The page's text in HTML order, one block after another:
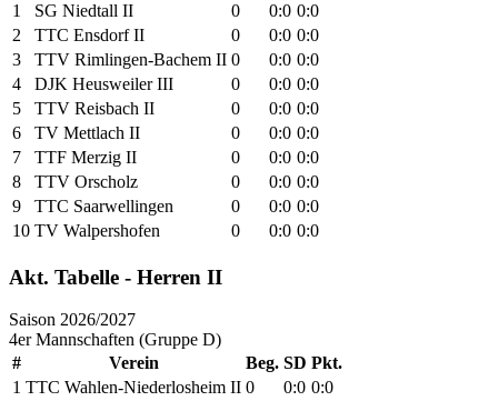
1
SG Niedtall II 0 0:0 0:0
2
TTC Ensdorf II 0 0:0 0:0
3
TTV Rimlingen-Bachem II 0 0:0 0:0
4
DJK Heusweiler III 0 0:0 0:0
5
TTV Reisbach II 0 0:0 0:0
6
TV Mettlach II 0 0:0 0:0
7
TTF Merzig II 0 0:0 0:0
8
TTV Orscholz 0 0:0 0:0
9
TTC Saarwellingen 0 0:0 0:0
10 TV Walpershofen 0 0:0 0:0
Akt. Tabelle - Herren II
Saison 2026/2027
4er Mannschaften (Gruppe D)
#
Verein Beg. SD Pkt.
1 TTC Wahlen-Niederlosheim II 0 0:0 0:0